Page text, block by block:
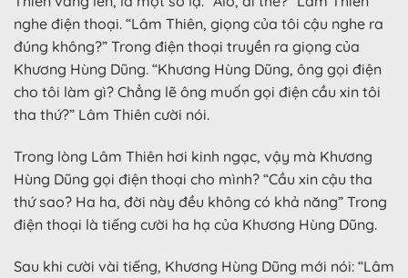
nghe điện thoại. “Lâm Thiên, giọng của tôi cậu nghe ra
đúng không?” Trong điện thoại truyền ra giọng của
Khương Hùng Dũng. “Khương Hùng Dũng, ông gọi điện
cho tôi làm gì? Chẳng lẽ ông muốn gọi điện cầu xin tôi
tha thứ?” Lâm Thiên cười nói.
Trong lòng Lâm Thiên hơi kinh ngạc, vậy mà Khương
Hùng Dũng gọi điện thoại cho mình? “Cầu xin cậu tha
thứ sao? Ha ha, đời này đều không có khả năng” Trong
điện thoại là tiếng cười ha hạ của Khương Hùng Dũng.
Sau khi cười vài tiếng, Khương Hùng Dũng mới nói: “Lâm